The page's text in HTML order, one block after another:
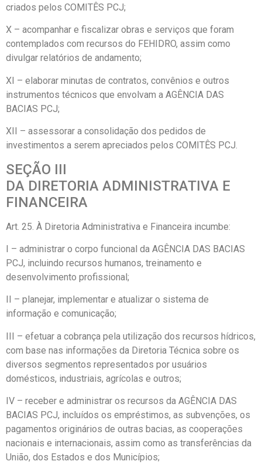
criados pelos COMITÊS PCJ;
X – acompanhar e fiscalizar obras e serviços que foram
contemplados com recursos do FEHIDRO, assim como
divulgar relatórios de andamento;
XI – elaborar minutas de contratos, convênios e outros
instrumentos técnicos que envolvam a AGÊNCIA DAS
BACIAS PCJ;
XII – assessorar a consolidação dos pedidos de
investimentos a serem apreciados pelos COMITÊS PCJ.
SEÇÃO III
DA DIRETORIA ADMINISTRATIVA E
FINANCEIRA
Art. 25. À Diretoria Administrativa e Financeira incumbe:
I – administrar o corpo funcional da AGÊNCIA DAS BACIAS
PCJ, incluindo recursos humanos, treinamento e
desenvolvimento profissional;
II – planejar, implementar e atualizar o sistema de
informação e comunicação;
III – efetuar a cobrança pela utilização dos recursos hídricos,
com base nas informações da Diretoria Técnica sobre os
diversos segmentos representados por usuários
domésticos, industriais, agrícolas e outros;
IV – receber e administrar os recursos da AGÊNCIA DAS
BACIAS PCJ, incluídos os empréstimos, as subvenções, os
pagamentos originários de outras bacias, as cooperações
nacionais e internacionais, assim como as transferências da
União, dos Estados e dos Municípios;